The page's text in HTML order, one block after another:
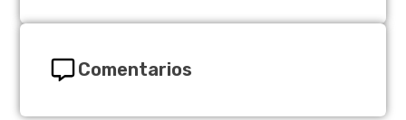
Comentarios